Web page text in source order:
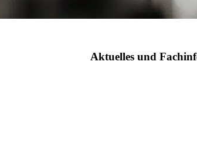
Aktuelles und